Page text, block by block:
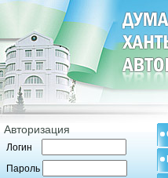
Авторизация
Логин
Пароль